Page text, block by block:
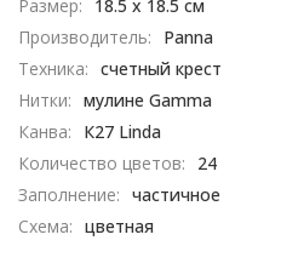
Размер:
18.5 x 18.5 см
Производитель:
Panna
Техника: счетный крест
Нитки: мулине Gamma
Канва:
К27 Linda
Количество цветов:
24
Заполнение: частичное
Схема: цветная